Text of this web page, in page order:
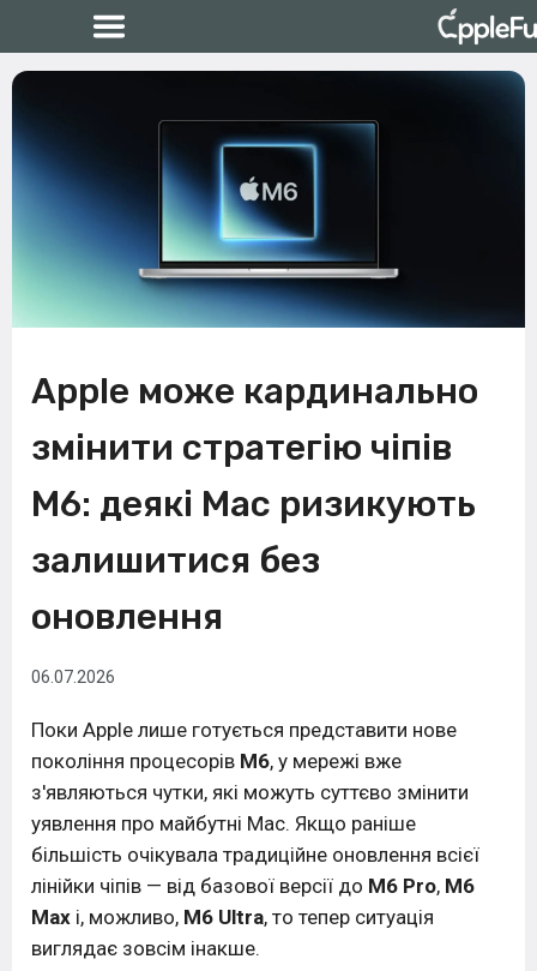
Apple може кардинально
змінити стратегію чіпів
M6: деякі Mac ризикують
залишитися без
оновлення
06.07.2026
Поки Apple лише готується представити нове
покоління процесорів M6, у мережі вже
з'являються чутки, які можуть суттєво змінити
уявлення про майбутні Mac. Якщо раніше
більшість очікувала традиційне оновлення всієї
лінійки чіпів — від базової версії до M6 Pro, M6
Max і, можливо, M6 Ultra, то тепер ситуація
виглядає зовсім інакше.